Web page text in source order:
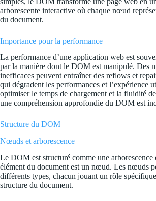
arborescente interactive où chaque nœud
du document.
Importance pour la performance
La performance d’une application web est
par la manière dont le DOM est manipulé. Des
inefficaces peuvent entraîner des reflows et
qui dégradent les performances et l’expérience
optimiser le temps de chargement et la fluidité
une compréhension approfondie du DOM est
Structure du DOM
Nœuds et arborescence
Le DOM est structuré comme une arborescence
élément du document est un nœud. Les nœuds
différents types, chacun jouant un rôle
structure du document.